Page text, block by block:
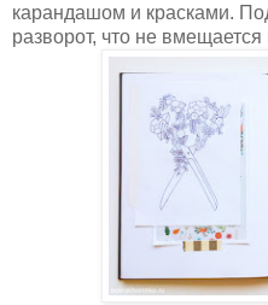
карандашом и красками.
разворот, что не